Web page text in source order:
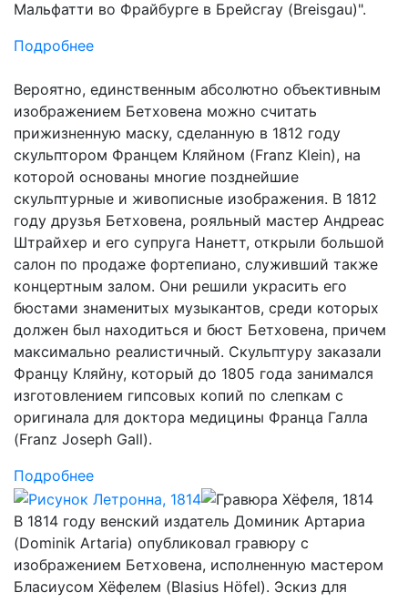
Мальфатти во Фрайбурге в Брейсгау (Breisgau)".
Подробнее
Вероятно, единственным абсолютно объективным
изображением Бетховена можно считать
прижизненную маску, сделанную в 1812 году
скульптором Францем Кляйном (Franz Klein), на
которой основаны многие позднейшие
скульптурные и живописные изображения. В 1812
году друзья Бетховена, рояльный мастер Андреас
Штрайхер и его супруга Нанетт, открыли большой
салон по продаже фортепиано, служивший также
концертным залом. Они решили украсить его
бюстами знаменитых музыкантов, среди которых
должен был находиться и бюст Бетховена, причем
максимально реалистичный. Скульптуру заказали
Францу Кляйну, который до 1805 года занимался
изготовлением гипсовых копий по слепкам с
оригинала для доктора медицины Франца Галла
(Franz Joseph Gall).
Подробнее
В 1814 году венский издатель Доминик Артариа
(Dominik Artaria) опубликовал гравюру с
изображением Бетховена, исполненную мастером
Бласиусом Хёфелем (Blasius Höfel). Эскиз для